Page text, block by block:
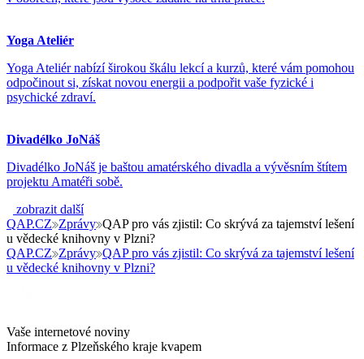
Yoga Ateliér
Yoga Ateliér nabízí širokou škálu lekcí a kurzů, které vám pomohou
odpočinout si, získat novou energii a podpořit vaše fyzické i
psychické zdraví.
Divadélko JoNáš
Divadélko JoNáš je baštou amatérského divadla a vývěsním štítem
projektu Amatéři sobě.
zobrazit další
QAP.CZ Zprávy QAP pro vás zjistil: Co skrývá za tajemství lešení
u vědecké knihovny v Plzni?
QAP.CZ Zprávy QAP pro vás zjistil: Co skrývá za tajemství lešení
u vědecké knihovny v Plzni?
Vaše internetové noviny
Informace z Plzeňského kraje kvapem